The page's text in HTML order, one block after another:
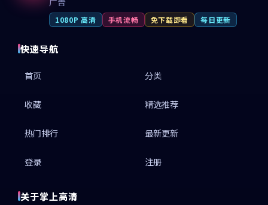
1080P 高清 手机流畅 免下载即看 每日更新
快速导航
首页 分类
收藏 精选推荐
热门排行 最新更新
登录 注册
关于掌上高清